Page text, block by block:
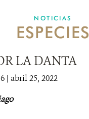
EJES ESTRATÉGICOS
LÍNEAS DE ACCIÓN
NOTICIAS
ESPECIES
LA DANTA
| abril 25, 2022